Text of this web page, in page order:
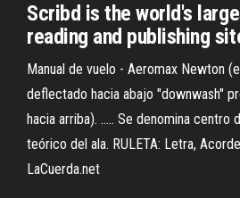
Scribd is the world's
reading and publishing
Manual de vuelo - Aeromax Newton
deflectado hacia abajo "downwash"
hacia arriba). ..... Se denomina centro
teórico del ala. RULETA: Letra,
LaCuerda.net